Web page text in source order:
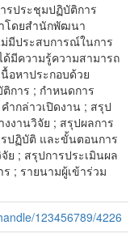
รประชุมปฏิบัติการ
ำโดยสำนักพัฒนา
มีประสบการณ์ในการ
มีความรู้ความสามารถ
อหาประกอบด้วย
การ ; กำหนดการ
ำกล่าวเปิดงาน ; สรุป
งงานวิจัย ; สรุปผลการ
ปฏิบัติ และขั้นตอนการ
ย ; สรุปการประเมินผล
; รายนามผู้เข้าร่วม
123456789/4226